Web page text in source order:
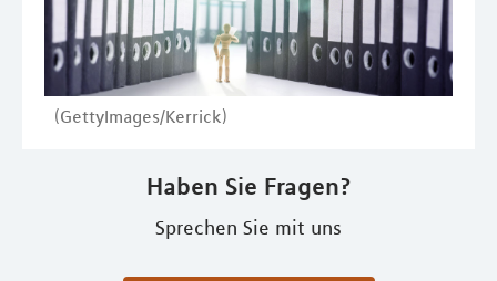
(GettyImages/Kerrick)
Haben Sie Fragen?
Sprechen Sie mit uns